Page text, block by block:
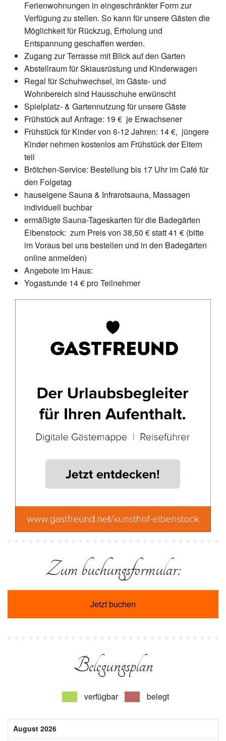
Ferienwohnungen in eingeschränkter Form zur
Verfügung zu stellen. So kann für unsere Gästen die
Möglichkeit für Rückzug, Erholung und
Entspannung geschaffen werden.
Zugang zur Terrasse mit Blick auf den Garten
Abstellraum für Skiausrüstung und Kinderwagen
Regal für Schuhwechsel, im Gäste- und
Wohnbereich sind Hausschuhe erwünscht
Spielplatz- & Gartennutzung für unsere Gäste
Frühstück auf Anfrage: 19 € je Erwachsener
Frühstück für Kinder von 6-12 Jahren: 14 €, jüngere
Kinder nehmen kostenlos am Frühstück der Eltern
teil
Brötchen-Service: Bestellung bis 17 Uhr im Café für
den Folgetag
hauseigene Sauna & Infrarotsauna, Massagen
individuell buchbar
ermäßigte Sauna-Tageskarten für die Badegärten
Eibenstock: zum Preis von 38,50 € statt 41 € (bitte
im Voraus bei uns bestellen und in den Badegärten
online anmelden)
Angebote im Haus:
Yogastunde 14 € pro Teilnehmer
Zum buchungsformular:
Jetzt buchen
Belegungsplan
verfügbar belegt
August 2026